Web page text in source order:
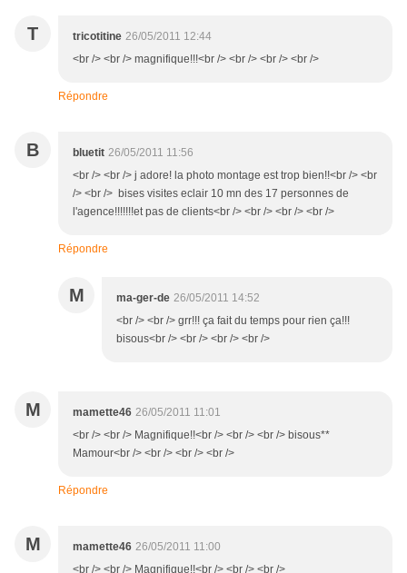
T tricotitine 26/05/2011 12:44
<br /> <br /> magnifique!!!<br /> <br /> <br /> <br />
Répondre
B bluetit 26/05/2011 11:56
<br /> <br /> j adore! la photo montage est trop bien!!<br /> <br
/> <br /> bises visites eclair 10 mn des 17 personnes de
l'agence!!!!!!!et pas de clients<br /> <br /> <br /> <br />
Répondre
M ma-ger-de 26/05/2011 14:52
<br /> <br /> grr!!! ça fait du temps pour rien ça!!!
bisous<br /> <br /> <br /> <br />
M mamette46 26/05/2011 11:01
<br /> <br /> Magnifique!!<br /> <br /> <br /> bisous**
Mamour<br /> <br /> <br /> <br />
Répondre
M mamette46 26/05/2011 11:00
<br /> <br /> Magnifique!!<br /> <br /> <br />